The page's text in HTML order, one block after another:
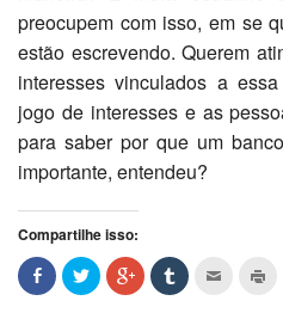
preocupem com isso, em se
estão escrevendo. Querem
interesses vinculados a
jogo de interesses e as
para saber por que um
importante, entendeu?
Compartilhe isso: